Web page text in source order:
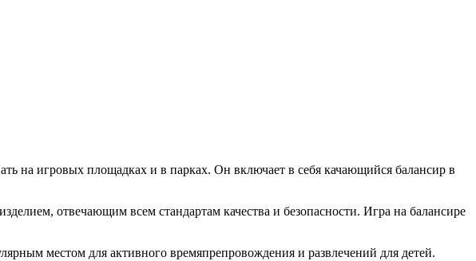
на игровых площадках и в парках. Он включает в себя качающийся балансир в
отвечающим всем стандартам качества и безопасности. Игра на балансире
местом для активного времяпрепровождения и развлечений для детей.